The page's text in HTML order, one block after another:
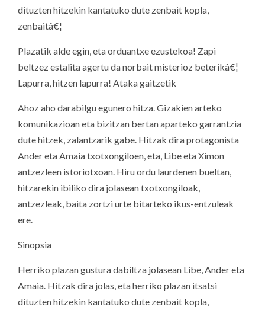
dituzten hitzekin kantatuko dute zenbait kopla,
zenbaitâ€¦
Plazatik alde egin, eta orduantxe ezustekoa! Zapi
beltzez estalita agertu da norbait misterioz beterikâ€¦
Lapurra, hitzen lapurra! Ataka gaitzetik
Ahoz aho darabilgu egunero hitza. Gizakien arteko
komunikazioan eta bizitzan bertan aparteko garrantzia
dute hitzek, zalantzarik gabe. Hitzak dira protagonista
Ander eta Amaia txotxongiloen, eta, Libe eta Ximon
antzezleen istoriotxoan. Hiru ordu laurdenen bueltan,
hitzarekin ibiliko dira jolasean txotxongiloak,
antzezleak, baita zortzi urte bitarteko ikus-entzuleak
ere.
Sinopsia
Herriko plazan gustura dabiltza jolasean Libe, Ander eta
Amaia. Hitzak dira jolas, eta herriko plazan itsatsi
dituzten hitzekin kantatuko dute zenbait kopla,